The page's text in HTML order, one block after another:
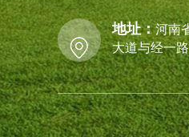
地址：河南
大道与经一